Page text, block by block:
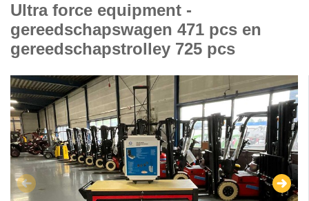
Ultra force equipment -
gereedschapswagen 471 pcs en
gereedschapstrolley 725 pcs